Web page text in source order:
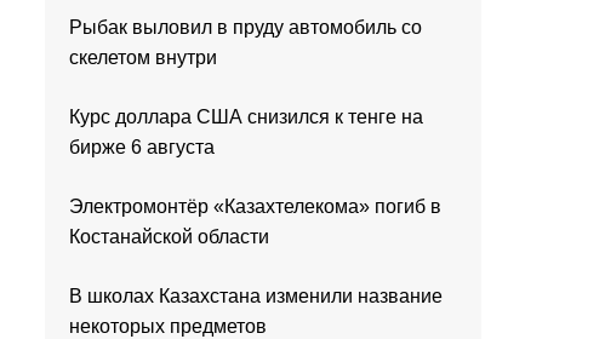
Рыбак выловил в пруду автомобиль со
скелетом внутри
Курс доллара США снизился к тенге на
бирже 6 августа
Электромонтёр «Казахтелекома» погиб в
Костанайской области
В школах Казахстана изменили название
некоторых предметов